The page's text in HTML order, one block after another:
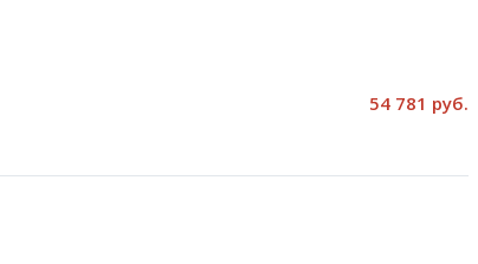
54 781 руб.